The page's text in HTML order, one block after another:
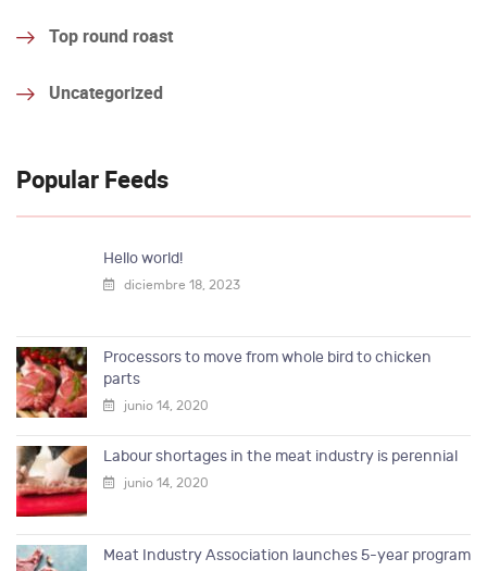
Top round roast
Uncategorized
Popular Feeds
Hello world!
diciembre 18, 2023
Processors to move from whole bird to chicken
parts
junio 14, 2020
Labour shortages in the meat industry is perennial
junio 14, 2020
Meat Industry Association launches 5-year program